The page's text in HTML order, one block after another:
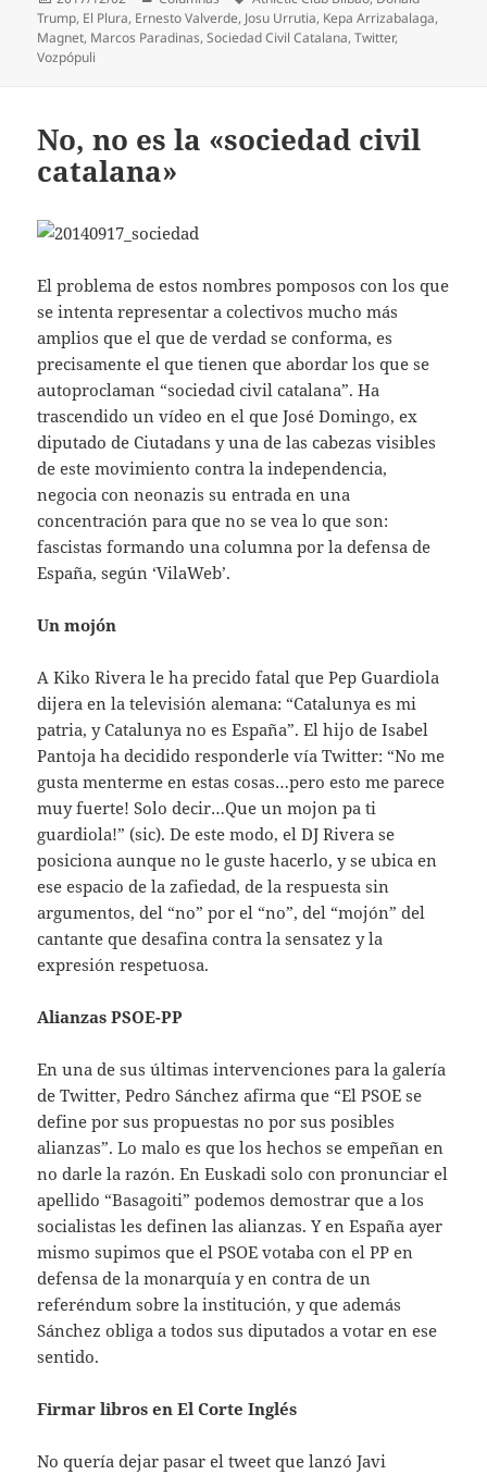
el
Trump, El Plura, Ernesto Valverde, Josu Urrutia, Kepa Arrizabalaga,
Magnet, Marcos Paradinas,Sociedad Civil Catalana,Twitter,
Vozpópuli
No, no es la «sociedad civil
catalana»
El problema de estos nombres pomposos con los que
se intenta representar a colectivos mucho más
amplios que el que de verdad se conforma, es
precisamente el que tienen que abordar los que se
autoproclaman “sociedad civil catalana”. Ha
trascendido un vídeo en el que José Domingo, ex
diputado de Ciutadans y una de las cabezas visibles
de este movimiento contra la independencia,
negocia con neonazis su entrada en una
concentración para que no se vea lo que son:
fascistas formando una columna por la defensa de
España, según ‘VilaWeb’.
Un mojón
A Kiko Rivera le ha precido fatal que Pep Guardiola
dijera en la televisión alemana: “Catalunya es mi
patria, y Catalunya no es España”. El hijo de Isabel
Pantoja ha decidido responderle vía Twitter: “No me
gusta menterme en estas cosas…pero esto me parece
muy fuerte! Solo decir…Que un mojon pa ti
guardiola!” (sic). De este modo, el DJ Rivera se
posiciona aunque no le guste hacerlo, y se ubica en
ese espacio de la zafiedad, de la respuesta sin
argumentos, del “no” por el “no”, del “mojón” del
cantante que desafina contra la sensatez y la
expresión respetuosa.
Alianzas PSOE-PP
En una de sus últimas intervenciones para la galería
de Twitter, Pedro Sánchez afirma que “El PSOE se
define por sus propuestas no por sus posibles
alianzas”. Lo malo es que los hechos se empeñan en
no darle la razón. En Euskadi solo con pronunciar el
apellido “Basagoiti” podemos demostrar que a los
socialistas les definen las alianzas. Y en España ayer
mismo supimos que el PSOE votaba con el PP en
defensa de la monarquía y en contra de un
referéndum sobre la institución, y que además
Sánchez obliga a todos sus diputados a votar en ese
sentido.
Firmar libros en El Corte Inglés
No quería dejar pasar el tweet que lanzó Javi